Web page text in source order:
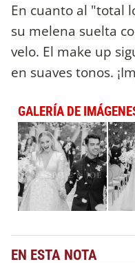
En cuanto al "total
su melena suelta
velo. El make up
en suaves tonos.
GALERÍA DE
EN ESTA NOTA